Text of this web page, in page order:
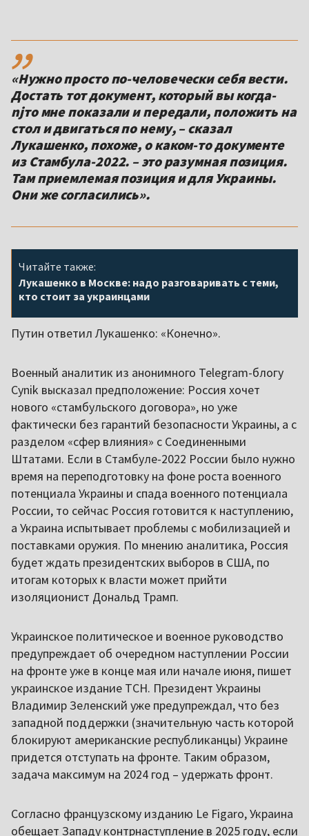
,,
«Нужно просто по-человечески себя вести.
Достать тот документ, который вы когда-
njто мне показали и передали, положить на
стол и двигаться по нему, – сказал
Лукашенко, похоже, о каком-то документе
из Стамбула-2022. – это разумная позиция.
Там приемлемая позиция и для Украины.
Они же согласились».
Читайте также:
Лукашенко в Москве: надо разговаривать с теми,
кто стоит за украинцами
Путин ответил Лукашенко: «Конечно».
Военный аналитик из анонимного Telegram-блогу
Cynik выcказал предположение: Россия хочет
нового «стамбульского договора», но уже
фактически без гарантий безопасности Украины, а с
разделом «сфер влияния» с Соединенными
Штатами. Если в Стамбуле-2022 России было нужно
время на переподготовку на фоне роста военного
потенциала Украины и спада военного потенциала
России, то сейчас Россия готовится к наступлению,
а Украина испытывает проблемы с мобилизацией и
поставками оружия. По мнению аналитика, Россия
будет ждать президентских выборов в США, по
итогам которых к власти может прийти
изоляционист Дональд Трамп.
Украинское политическое и военное руководство
предупреждает об очередном наступлении России
на фронте уже в конце мая или начале июня, пишет
украинское издание ТСН. Президент Украины
Владимир Зеленский уже предупреждал, что без
западной поддержки (значительную часть которой
блокируют американские республиканцы) Украине
придется отступать на фронте. Таким образом,
задача максимум на 2024 год – удержать фронт.
Согласно французскому изданию Le Figaro, Украина
обещает Западу контрнаступление в 2025 году, если